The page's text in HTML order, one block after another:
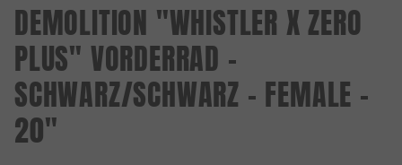
DEMOLITION "WHISTLER X ZERO
PLUS" VORDERRAD -
SCHWARZ/SCHWARZ - FEMALE -
20"